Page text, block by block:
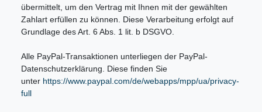
übermittelt, um den Vertrag mit Ihnen mit der gewählten
Zahlart erfüllen zu können. Diese Verarbeitung erfolgt auf
Grundlage des Art. 6 Abs. 1 lit. b DSGVO.
Alle PayPal-Transaktionen unterliegen der PayPal-
Datenschutzerklärung. Diese finden Sie
unter https://www.paypal.com/de/webapps/mpp/ua/privacy-
full